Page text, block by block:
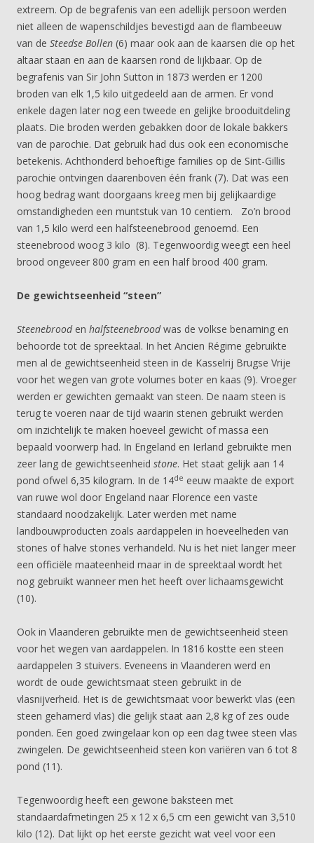
extreem. Op de begrafenis van een adellijk persoon werden
niet alleen de wapenschildjes bevestigd aan de flambeeuw
van de Steedse Bollen (6) maar ook aan de kaarsen die op het
altaar staan en aan de kaarsen rond de lijkbaar. Op de
begrafenis van Sir John Sutton in 1873 werden er 1200
broden van elk 1,5 kilo uitgedeeld aan de armen. Er vond
enkele dagen later nog een tweede en gelijke brooduitdeling
plaats. Die broden werden gebakken door de lokale bakkers
van de parochie. Dat gebruik had dus ook een economische
betekenis. Achthonderd behoeftige families op de Sint-Gillis
parochie ontvingen daarenboven één frank (7). Dat was een
hoog bedrag want doorgaans kreeg men bij gelijkaardige
omstandigheden een muntstuk van 10 centiem. Zo’n brood
van 1,5 kilo werd een halfsteenebrood genoemd. Een
steenebrood woog 3 kilo (8). Tegenwoordig weegt een heel
brood ongeveer 800 gram en een half brood 400 gram.
De gewichtseenheid “steen”
Steenebrooden halfsteenebroodwas de volkse benaming en
behoorde tot de spreektaal. In het Ancien Régime gebruikte
men al de gewichtseenheid steen in de Kasselrij Brugse Vrije
voor het wegen van grote volumes boter en kaas (9). Vroeger
werden er gewichten gemaakt van steen. De naam steen is
terug te voeren naar de tijd waarin stenen gebruikt werden
om inzichtelijk te maken hoeveel gewicht of massa een
bepaald voorwerp had. In Engeland en Ierland gebruikte men
zeer lang de gewichtseenheid stone. Het staat gelijk aan 14
pond ofwel 6,35 kilogram. In de 14de eeuw maakte de export
van ruwe wol door Engeland naar Florence een vaste
standaard noodzakelijk. Later werden met name
landbouwproducten zoals aardappelen in hoeveelheden van
stones of halve stones verhandeld. Nu is het niet langer meer
een officiële maateenheid maar in de spreektaal wordt het
nog gebruikt wanneer men het heeft over lichaamsgewicht
(10).
Ook in Vlaanderen gebruikte men de gewichtseenheid steen
voor het wegen van aardappelen. In 1816 kostte een steen
aardappelen 3 stuivers. Eveneens in Vlaanderen werd en
wordt de oude gewichtsmaat steen gebruikt in de
vlasnijverheid. Het is de gewichtsmaat voor bewerkt vlas (een
steen gehamerd vlas) die gelijk staat aan 2,8 kg of zes oude
ponden. Een goed zwingelaar kon op een dag twee steen vlas
zwingelen. De gewichtseenheid steen kon variëren van 6 tot 8
pond (11).
Tegenwoordig heeft een gewone baksteen met
standaardafmetingen 25 x 12 x 6,5 cm een gewicht van 3,510
kilo (12). Dat lijkt op het eerste gezicht wat veel voor een